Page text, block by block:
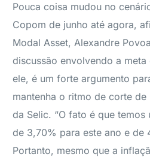
Pouca coisa mudou no
Copom de junho até agora,
Modal Asset, Alexandre
discussão envolvendo a
ele, é um forte argumento
mantenha o ritmo de corte
da Selic. “O fato é que
de 3,70% para este ano e de
Portanto, mesmo que a